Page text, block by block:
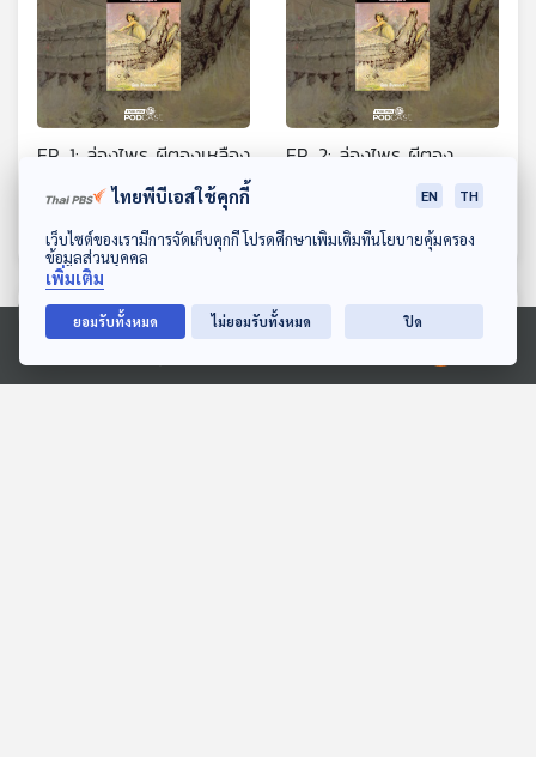
ดาวน์โหลด Thai PBS Podcast Application
Ⓒ 2020 องค์การกระจายเสียงและแพร่ภาพสาธารณะแห่งประเทศไทย
EP. 1: ล่องไพร ผีตองเหลือง
คนสุดท้าย
EP. 2: ล่องไพร ผีตอง
ตอนที่เกี่ยวข้อง
ไทยพีบีเอสใช้คุกกี้ EN TH
เว็บไซต์ของเรามีการจัดเก็บคุกกี้ โปรดศึกษาเพิ่มเติมที่นโยบายคุ้มครอง
ข้อมูลส่วนบุคคล
เพิ่มเติม
ยอมรับทั้งหมด ไม่ยอมรับทั้งหมด ปิด